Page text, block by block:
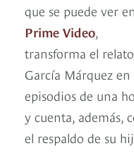
que se puede ver en
Prime Video
transforma el
García Márquez en
episodios de una
y cuenta, además,
el respaldo de su